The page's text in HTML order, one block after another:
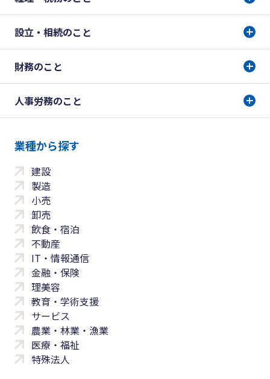
設立・相続のこと
財務のこと
人事労務のこと
業種から探す
建設
製造
小売
卸売
飲食・宿泊
不動産
IT・情報通信
金融・保険
理美容
教育・学術支援
サービス
農業・林業・漁業
医療・福祉
特殊法人